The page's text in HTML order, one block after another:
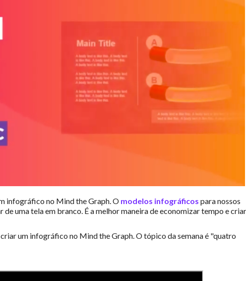
infográfico no Mind the Graph. O modelos infográficos para nossos
de uma tela em branco. É a melhor maneira de economizar tempo e criar
um infográfico no Mind the Graph. O tópico da semana é "quatro